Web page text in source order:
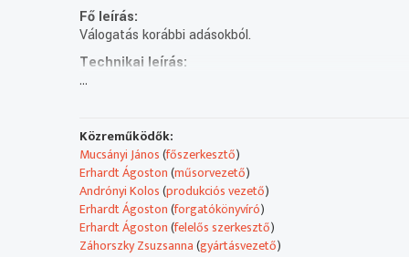
Fő leírás:
Válogatás korábbi adásokból.
Technikai leírás:
...
Közreműködők:
Mucsányi János(főszerkesztő)
Erhardt Ágoston(műsorvezető)
Andrónyi Kolos(produkciós vezető)
Erhardt Ágoston(forgatókönyvíró)
Erhardt Ágoston(felelős szerkesztő)
Záhorszky Zsuzsanna(gyártásvezető)